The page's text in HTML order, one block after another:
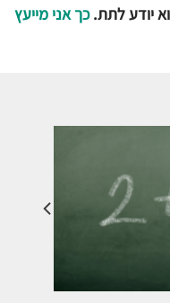
יודע לתת.כך אני מייעץ